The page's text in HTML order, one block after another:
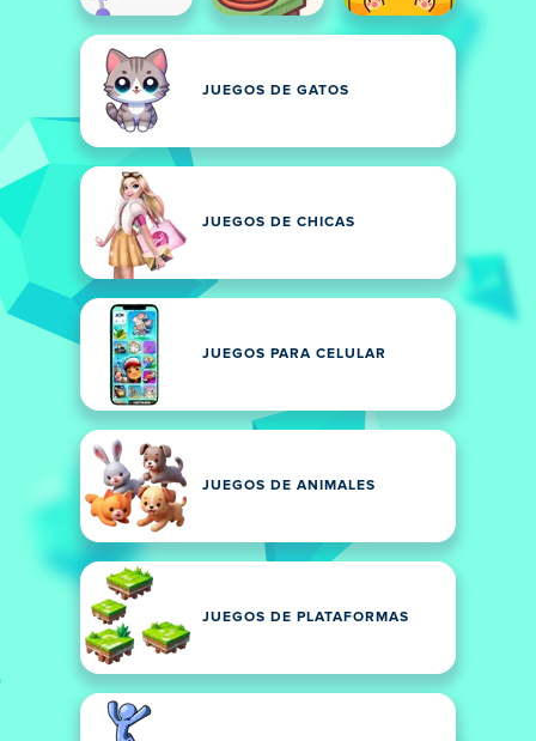
JUEGOS DE GATOS
JUEGOS DE CHICAS
JUEGOS PARA CELULAR
JUEGOS DE ANIMALES
JUEGOS DE PLATAFORMAS